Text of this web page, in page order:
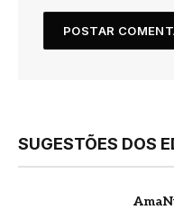
SUGESTÕES DOS